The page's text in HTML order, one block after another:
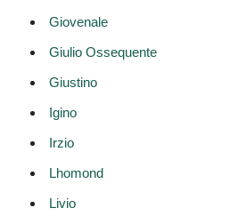
Giovenale
Giulio Ossequente
Giustino
Igino
Irzio
Lhomond
Livio